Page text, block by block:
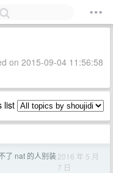
on 2015-09-04 11:56:58
list
了 nat 的人别装2016 年 5 月
7 日